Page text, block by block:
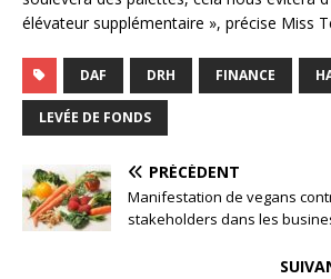
élévateur supplémentaire », précise Miss
DAF DRH FINANCE
LEVÉE DE FONDS
PRÉCÉDENT
Manifestation de vegans
stakeholders dans les